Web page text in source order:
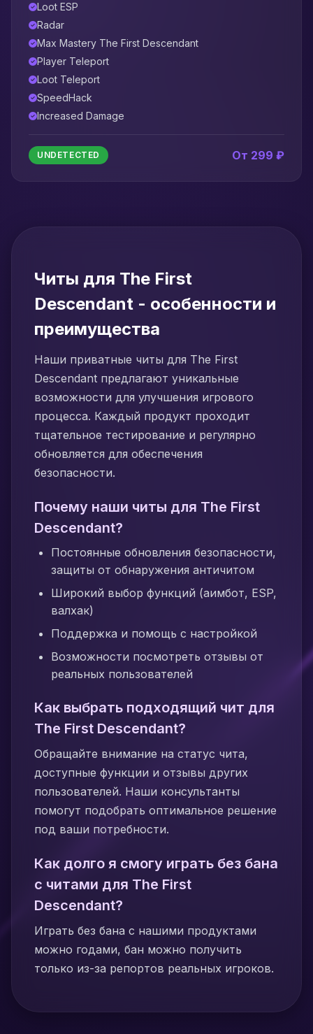
Loot ESP
Radar
Max Mastery The First Descendant
Player Teleport
Loot Teleport
SpeedHack
Increased Damage
UNDETECTED От 299 ₽
Читы для The First
Descendant - особенности и
преимущества
Наши приватные читы для The First
Descendant предлагают уникальные
возможности для улучшения игрового
процесса. Каждый продукт проходит
тщательное тестирование и регулярно
обновляется для обеспечения
безопасности.
Почему наши читы для The First
Descendant?
Постоянные обновления безопасности,
защиты от обнаружения античитом
Широкий выбор функций (аимбот, ESP,
валхак)
Поддержка и помощь с настройкой
Возможности посмотреть отзывы от
реальных пользователей
Как выбрать подходящий чит для
The First Descendant?
Обращайте внимание на статус чита,
доступные функции и отзывы других
пользователей. Наши консультанты
помогут подобрать оптимальное решение
под ваши потребности.
Как долго я смогу играть без бана
с читами для The First
Descendant?
Играть без бана с нашими продуктами
можно годами, бан можно получить
только из-за репортов реальных игроков.